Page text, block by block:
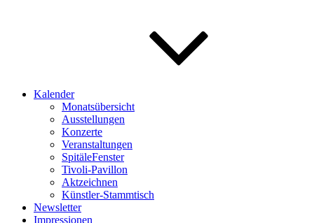
Kalender
Monatsübersicht
Ausstellungen
Konzerte
Veranstaltungen
SpitäleFenster
Tivoli-Pavillon
Aktzeichnen
Künstler-Stammtisch
Newsletter
Impressionen